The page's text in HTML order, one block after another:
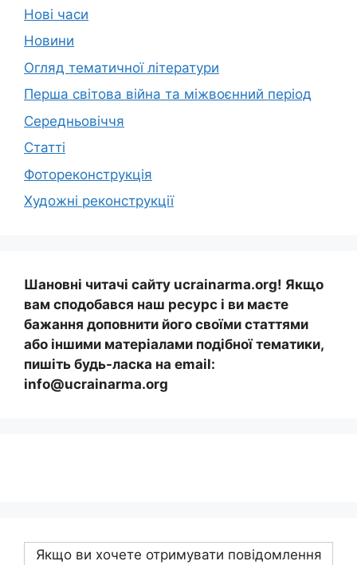
Нові часи
Новини
Огляд тематичної літератури
Перша світова війна та міжвоєнний період
Середньовіччя
Статті
Фотореконструкція
Художні реконструкції
Шановні читачі сайту ucrainarma.org! Якщо
вам сподобався наш ресурс і ви маєте
бажання доповнити його своїми статтями
або іншими матеріалами подібної тематики,
пишіть будь-ласка на email:
info@ucrainarma.org
Якщо ви хочете отримувати повідомлення